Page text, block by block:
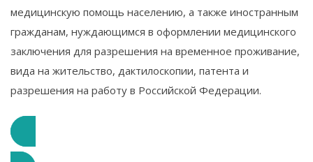
медицинскую помощь населению, а также иностранным
гражданам, нуждающимся в оформлении медицинского
заключения для разрешения на временное проживание,
вида на жительство, дактилоскопии, патента и
разрешения на работу в Российской Федерации.
Подробнее